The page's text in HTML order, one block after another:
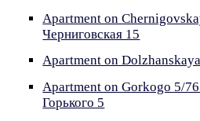
Apartment on
Черниговская 15
Apartment on
Apartment on Gorkogo 5/
Горького 5